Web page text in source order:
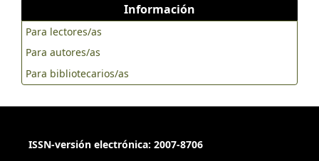
Información
Para lectores/as
Para autores/as
Para bibliotecarios/as
ISSN-versión electrónica: 2007-8706